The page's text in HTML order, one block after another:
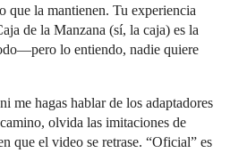
que la mantienen. Tu experiencia
de la Manzana (sí, la caja) es la
lo entiendo, nadie quiere
me hagas hablar de los adaptadores
olvida las imitaciones de
que el video se retrase. “Oficial” es